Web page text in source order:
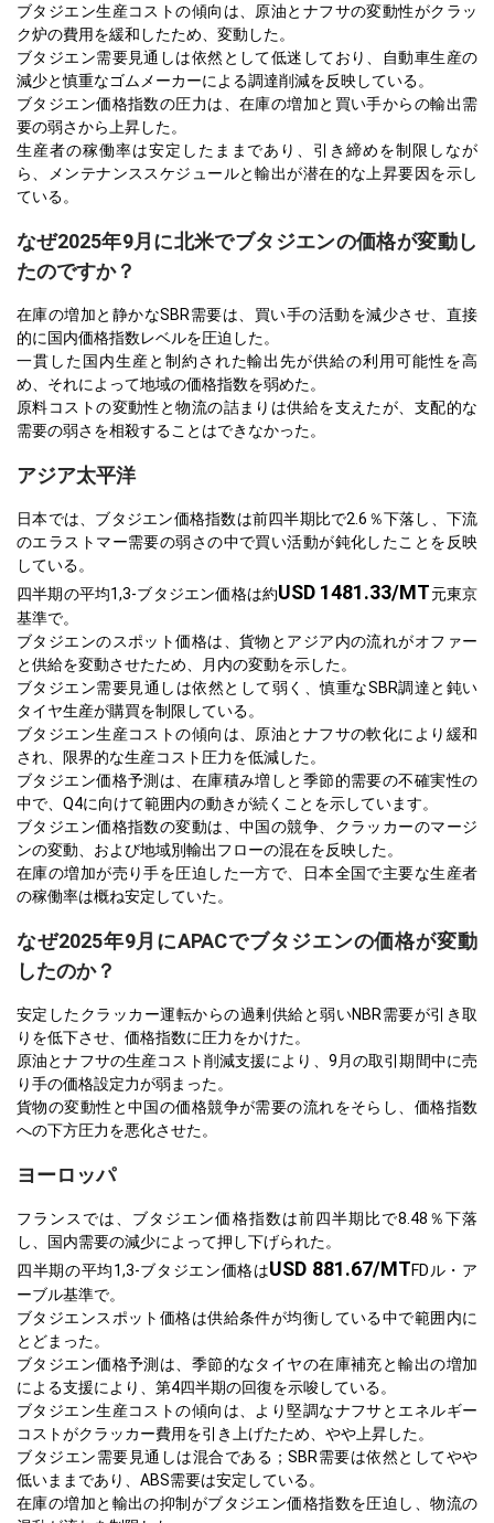
ブタジエン生産コストの傾向は、原油とナフサの変動性がクラッ
ク炉の費用を緩和したため、変動した。
ブタジエン需要見通しは依然として低迷しており、自動車生産の
減少と慎重なゴムメーカーによる調達削減を反映している。
ブタジエン価格指数の圧力は、在庫の増加と買い手からの輸出需
要の弱さから上昇した。
生産者の稼働率は安定したままであり、引き締めを制限しなが
ら、メンテナンススケジュールと輸出が潜在的な上昇要因を示し
ている。
なぜ2025年9月に北米でブタジエンの価格が変動し
たのですか？
在庫の増加と静かなSBR需要は、買い手の活動を減少させ、直接
的に国内価格指数レベルを圧迫した。
一貫した国内生産と制約された輸出先が供給の利用可能性を高
め、それによって地域の価格指数を弱めた。
原料コストの変動性と物流の詰まりは供給を支えたが、支配的な
需要の弱さを相殺することはできなかった。
アジア太平洋
日本では、ブタジエン価格指数は前四半期比で2.6％下落し、下流
のエラストマー需要の弱さの中で買い活動が鈍化したことを反映
している。
四半期の平均1,3-ブタジエン価格は約USD 1481.33/MT元東京
基準で。
ブタジエンのスポット価格は、貨物とアジア内の流れがオファー
と供給を変動させたため、月内の変動を示した。
ブタジエン需要見通しは依然として弱く、慎重なSBR調達と鈍い
タイヤ生産が購買を制限している。
ブタジエン生産コストの傾向は、原油とナフサの軟化により緩和
され、限界的な生産コスト圧力を低減した。
ブタジエン価格予測は、在庫積み増しと季節的需要の不確実性の
中で、Q4に向けて範囲内の動きが続くことを示しています。
ブタジエン価格指数の変動は、中国の競争、クラッカーのマージ
ンの変動、および地域別輸出フローの混在を反映した。
在庫の増加が売り手を圧迫した一方で、日本全国で主要な生産者
の稼働率は概ね安定していた。
なぜ2025年9月にAPACでブタジエンの価格が変動
したのか？
安定したクラッカー運転からの過剰供給と弱いNBR需要が引き取
りを低下させ、価格指数に圧力をかけた。
原油とナフサの生産コスト削減支援により、9月の取引期間中に売
り手の価格設定力が弱まった。
貨物の変動性と中国の価格競争が需要の流れをそらし、価格指数
への下方圧力を悪化させた。
ヨーロッパ
フランスでは、ブタジエン価格指数は前四半期比で8.48％下落
し、国内需要の減少によって押し下げられた。
四半期の平均1,3-ブタジエン価格はUSD 881.67/MTFDル・ア
ーブル基準で。
ブタジエンスポット価格は供給条件が均衡している中で範囲内に
とどまった。
ブタジエン価格予測は、季節的なタイヤの在庫補充と輸出の増加
による支援により、第4四半期の回復を示唆している。
ブタジエン生産コストの傾向は、より堅調なナフサとエネルギー
コストがクラッカー費用を引き上げたため、やや上昇した。
ブタジエン需要見通しは混合である；SBR需要は依然としてやや
低いままであり、ABS需要は安定している。
在庫の増加と輸出の抑制がブタジエン価格指数を圧迫し、物流の